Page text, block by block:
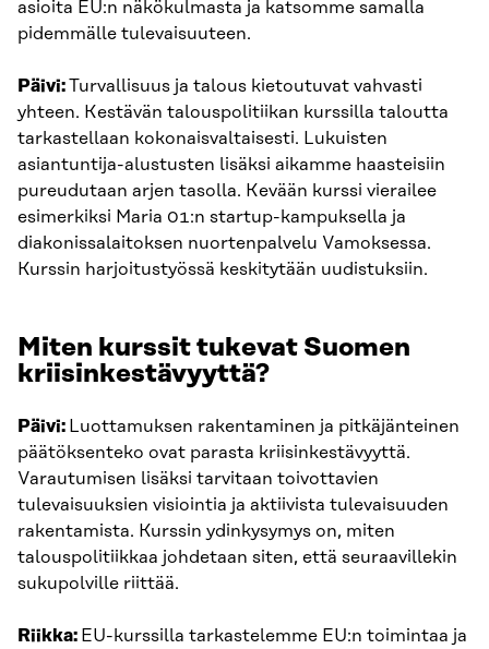
asioita EU:n näkökulmasta ja katsomme samalla
pidemmälle tulevaisuuteen.
Päivi:Turvallisuus ja talous kietoutuvat vahvasti
yhteen. Kestävän talouspolitiikan kurssilla taloutta
tarkastellaan kokonaisvaltaisesti. Lukuisten
asiantuntija-alustusten lisäksi aikamme haasteisiin
pureudutaan arjen tasolla. Kevään kurssi vierailee
esimerkiksi Maria 01:n startup-kampuksella ja
diakonissalaitoksen nuortenpalvelu Vamoksessa.
Kurssin harjoitustyössä keskitytään uudistuksiin.
Miten kurssit tukevat Suomen
kriisinkestävyyttä?
Päivi: Luottamuksen rakentaminen ja pitkäjänteinen
päätöksenteko ovat parasta kriisinkestävyyttä.
Varautumisen lisäksi tarvitaan toivottavien
tulevaisuuksien visiointia ja aktiivista tulevaisuuden
rakentamista. Kurssin ydinkysymys on, miten
talouspolitiikkaa johdetaan siten, että seuraavillekin
sukupolville riittää.
Riikka: EU-kurssilla tarkastelemme EU:n toimintaa ja